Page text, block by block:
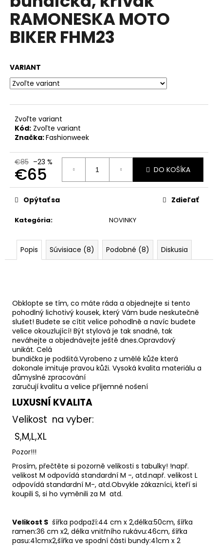
5
hviezdičiek.
RAMONESKA MOTO
BIKER FHM23
VARIANT
Zvoľte variant
Kód: Zvoľte variant
Značka:Fashionweek
€85 –23 %
€65
Jednotková
cena:
DO KOŠÍKA
Kategória: NOVINKY
Opýtať sa Zdieľať
Popis Súvisiace (8) Podobné (8) Diskusia
Obklopte se tím, co máte ráda a objednejte si tento
pohodlný lichotivý kousek, který Vám bude neskutečně
slušet! Budete se cítit velice pohodlně a navíc budete
velice okouzlující! Být stylová je tak snadné, tak
neváhejte a objednávejte ještě dnes.Opravdový
unikát. Celá
bundička je podšitá.Vyrobeno z umělé kůže která
dokonale imituje pravou kůži. Vysoká kvalita materiálu a
důmyslné zpracování
zaručují kvalitu a velice příjemné nošení
LUXUSNÍ KVALITA
Velikost na vyber:
S,M,L,XL
Pozor!!!
Prosím, přečtěte si pozorně velikosti s tabulky! !např.
velikost M odpovídá standardní M -, atd.např. velikost L
odpovídá standardní M-, atd.Obvykle zákazníci, kteří si
koupili S, si ho vyměnili za M atd.
Velikost S šířka podpaží:44 cm x 2,délka:50cm, šířka
ramen:36 cm x2, délka vnitřního rukávu:46cm, šířka
pasu:41cmx2,šířka ve spodní části bundy:41cm x 2
a
m
e
TALIANSKA
POHODLNÁ
TEPLÁKOVÁ
SÚPRAVA
€44